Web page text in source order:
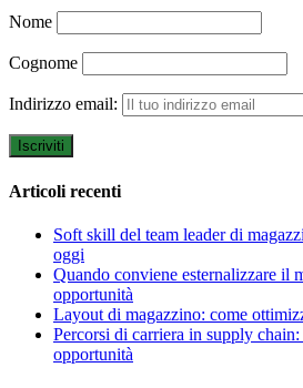
Nome
Cognome
Indirizzo email:
Articoli recenti
Soft skill del team leader di
oggi
Quando conviene esternalizzare il
opportunità
Layout di magazzino: come
Percorsi di carriera in supply
opportunità